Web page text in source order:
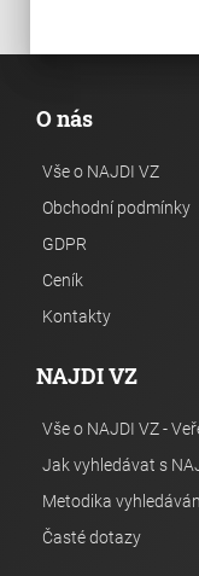
O nás
Vše o NAJDI VZ
Obchodní podmínky
GDPR
Ceník
Kontakty
NAJDI VZ
Vše o NAJDI VZ -
Jak vyhledávat s
Metodika
Časté dotazy